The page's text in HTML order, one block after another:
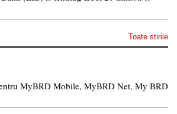
Toate stirile
MyBRD Mobile, MyBRD Net, My BRD